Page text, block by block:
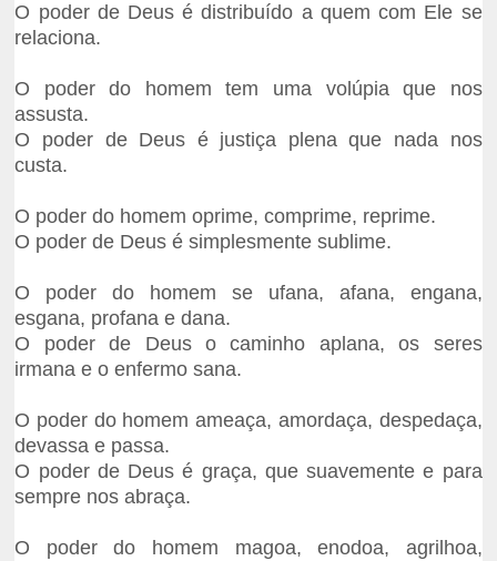
O poder de Deus é distribuído a quem com Ele se
relaciona.
O poder do homem tem uma volúpia que nos
assusta.
O poder de Deus é justiça plena que nada nos
custa.
O poder do homem oprime, comprime, reprime.
O poder de Deus é simplesmente sublime.
O poder do homem se ufana, afana, engana,
esgana, profana e dana.
O poder de Deus o caminho aplana, os seres
irmana e o enfermo sana.
O poder do homem ameaça, amordaça, despedaça,
devassa e passa.
O poder de Deus é graça, que suavemente e para
sempre nos abraça.
O poder do homem magoa, enodoa, agrilhoa,